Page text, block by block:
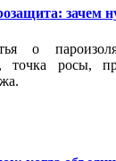
зачем
о
точка росы,